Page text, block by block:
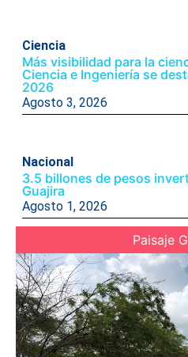
Ciencia
Más visibilidad para la
Ciencia e Ingeniería se
2026
Agosto 3, 2026
Nacional
3.5 billones de pesos
Guajira
Agosto 1, 2026
Paisaje